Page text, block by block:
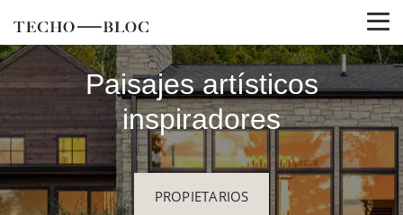
Paisajes artísticos
inspiradores
PROPIETARIOS